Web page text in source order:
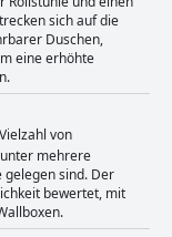
um die Stadt zu
Aufenthalt
Die Betten
zu erholsamen
der
als Drei-Sterne-
und bietet
Für
sich auf die
Duschen,
eine erhöhte
von
mehrere
gelegen sind. Der
bewertet, mit